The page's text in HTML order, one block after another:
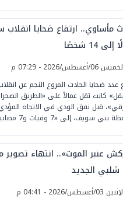
مأساوي.. ارتفاع ضحايا انقلاب
14 شخصًا
06/أغسطس/2026 - 07:29 م
عدد ضحايا الحادث المروع النجم عن
كانت تقل عمالاً على «الطريق
قبل نفق الودي في الاتجاه
بني سويف، إلى «7 وفيات و7 مصابين».
عنبر الموت».. انتهاء
شلبي الجديد
03/أغسطس/2026 - 04:41 م